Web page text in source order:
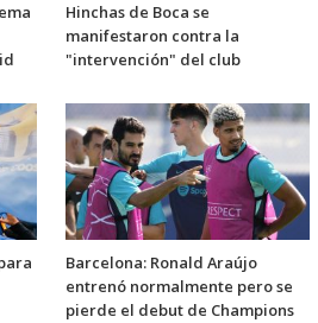
Hinchas de Boca se
manifestaron contra la
"intervención" del club
Barcelona: Ronald Araújo
entrenó normalmente pero se
pierde el debut de Champions